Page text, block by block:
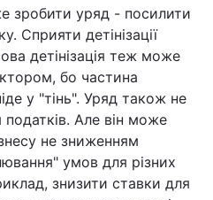
зробити уряд - посилити
Сприяти детінізації
детінізація теж може
бо частина
у "тінь". Уряд також не
Але він може
не зниженням
умов для різних
знизити ставки для